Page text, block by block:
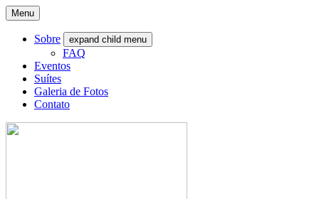
Menu
Sobre expand child menu
FAQ
Eventos
Suítes
Galeria de Fotos
Contato